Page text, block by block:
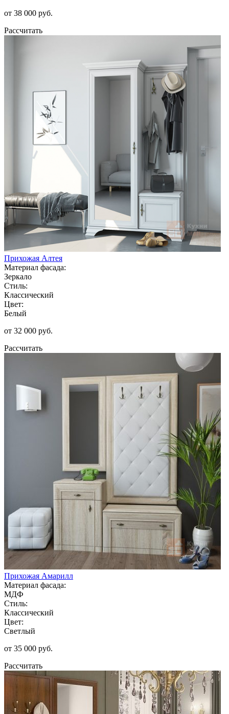
от 38 000 руб.
Рассчитать
Прихожая Алтея
Материал фасада:
Зеркало
Стиль:
Классический
Цвет:
Белый
от 32 000 руб.
Рассчитать
Прихожая Амарилл
Материал фасада:
МДФ
Стиль:
Классический
Цвет:
Светлый
от 35 000 руб.
Рассчитать